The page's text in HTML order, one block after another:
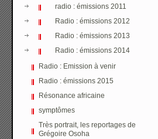
radio : émissions 2011
Radio : émissions 2012
Radio : émissions 2013
Radio : émissions 2014
Radio : Emission à venir
Radio : émissions 2015
Résonance africaine
symptômes
Très portrait, les reportages de
Grégoire Osoha